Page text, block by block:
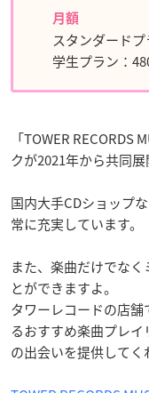
月額
スタンダード
学生プラン：
「TOWER
クが2021年から共同
国内大手CDショップ
常に充実しています。
また、楽曲だけでな
とができますよ。
タワーレコードの店
るおすすめ楽曲プレ
の出会いを提供してく